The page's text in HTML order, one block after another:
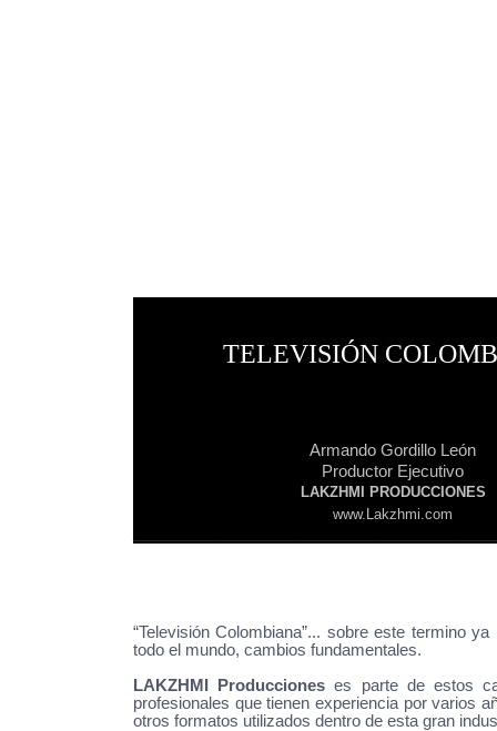
TELEVISIÓN
Armando Gordillo León
Productor Ejecutivo
LAKZHMI PRODUCCIONES
www.Lakzhmi.com
“Televisión Colombiana”... sobre este termino
todo el mundo, cambios fundamentales.
LAKZHMI Producciones es parte de estos
profesionales que tienen experiencia por varios
otros formatos utilizados dentro de esta gran